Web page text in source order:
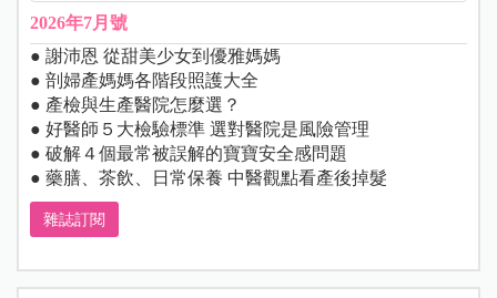
2026年7月號
● 謝沛恩 從甜美少女到優雅媽媽
● 剖婦產媽媽各階段照護大全
● 產檢與生產醫院怎麼選？
● 好醫師５大檢驗標準 選對醫院是風險管理
● 破解４個最常被誤解的寶寶安全感問題
● 藥膳、茶飲、日常保養 中醫觀點看產後掉髮
雜誌訂閱